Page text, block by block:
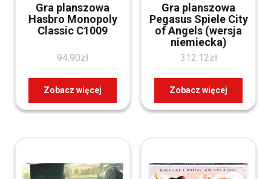
Gra planszowa
Hasbro Monopoly
Classic C1009
94.90zł
Zobacz więcej
Gra planszowa
Pegasus Spiele City
of Angels (wersja
niemiecka)
312.12zł
Zobacz więcej